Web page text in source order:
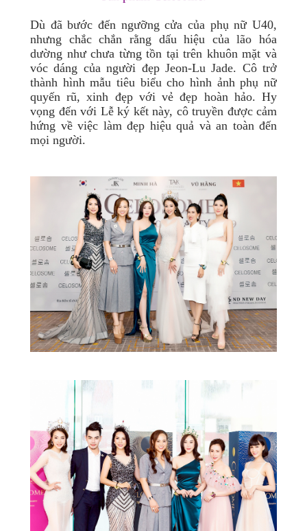
Dù đã bước đến ngưỡng cửa của phụ nữ U40,
nhưng chắc chắn rằng dấu hiệu của lão hóa
dường như chưa từng tồn tại trên khuôn mặt và
vóc dáng của người đẹp Jeon-Lu Jade. Cô trở
thành hình mẫu tiêu biểu cho hình ảnh phụ nữ
quyến rũ, xinh đẹp với vẻ đẹp hoàn hảo. Hy
vọng đến với Lễ ký kết này, cô truyền được cảm
hứng về việc làm đẹp hiệu quả và an toàn đến
mọi người.